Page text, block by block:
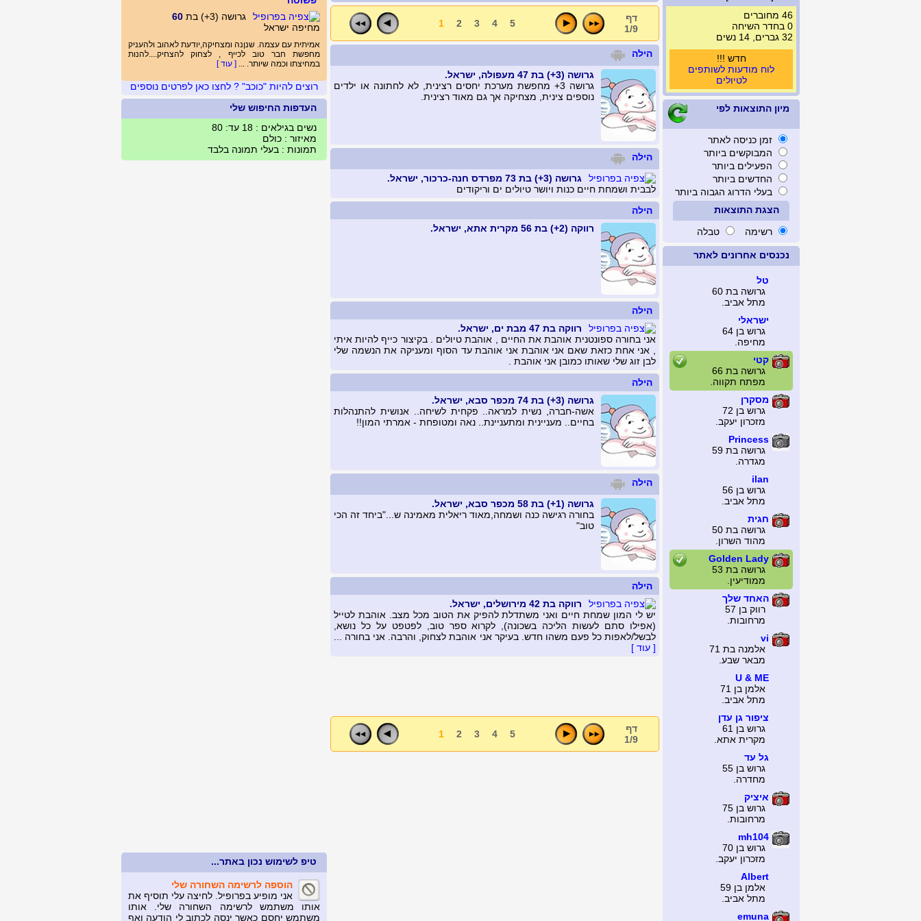
46 מחוברים
0 בחדר השיחה
32 גברים, 14 נשים
חדש !!!
לוח מודעות לשותפים
לטיולים
מיון התוצאות לפי
זמן כניסה לאתר
המבוקשים ביותר
הפעילים ביותר
החדשים ביותר
בעלי הדרוג הגבוה ביותר
הצגת התוצאות
רשימה
טבלה
נכנסים אחרונים לאתר
טל
גרושה בת 60
מתל אביב.
ישראלי
גרוש בן 64
מחיפה.
קטי
גרושה בת 66
מפתח תקווה.
מסקרן
גרוש בן 72
מזכרון יעקב.
Princess
גרושה בת 59
מגדרה.
ilan
גרוש בן 56
מתל אביב.
חגית
גרושה בת 50
מהוד השרון.
Golden Lady
גרושה בת 53
ממודיעין.
האחד שלך
רווק בן 57
מרחובות.
vi
אלמנה בת 71
מבאר שבע.
U & ME
אלמן בן 71
מתל אביב.
ציפור גן עדן
גרוש בן 61
מקרית אתא.
גל עד
גרוש בן 55
מחדרה.
איציק
גרוש בן 75
מרחובות.
mh104
גרוש בן 70
מזכרון יעקב.
Albert
אלמן בן 59
מתל אביב.
emuna
דף
1/9
1 2 3 4 5
הילה
גרושה (3+) בת 47 מעפולה, ישראל.
גרושה 3+ מחפשת מערכת יחסים רצינית, לא לחתונה או ילדים
נוספים צינית, מצחיקה אך גם מאוד רצינית.
הילה
גרושה (3+) בת 73 מפרדס חנה-כרכור, ישראל.
לבבית ושמחת חיים כנות ויושר טיולים ים וריקודים
הילה
רווקה (2+) בת 56 מקרית אתא, ישראל.
הילה
רווקה בת 47 מבת ים, ישראל.
אני בחורה ספונטנית אוהבת את החיים , אוהבת טיולים . בקיצור כייף להיות איתי
, אני אחת כזאת שאם אני אוהבת אני אוהבת עד הסוף ומעניקה את הנשמה שלי
לבן זוג שלי שאותו כמובן אני אוהבת .
הילה
גרושה (3+) בת 74 מכפר סבא, ישראל.
אשה-חברה, נשית למראה.. פקחית לשיחה.. אנושית להתנהלות
בחיים.. מעניינית ומתעניינת.. נאה ומטופחת - אמרתי המון!!
הילה
גרושה (1+) בת 58 מכפר סבא, ישראל.
בחורה רגישה כנה ושמחה,מאוד ריאלית מאמינה ש..."ביחד זה הכי
טוב"
הילה
רווקה בת 42 מירושלים, ישראל.
יש לי המון שמחת חיים ואני משתדלת להפיק את הטוב מכל מצב. אוהבת לטייל
(אפילו סתם לעשות הליכה בשכונה), לקרוא ספר טוב, לפטפט על כל נושא,
לבשל/לאפות כל פעם משהו חדש. בעיקר אני אוהבת לצחוק, והרבה. אני בחורה ...
[ עוד ]
דף
1/9
1 2 3 4 5
גרושה (3+) בת
60
מחיפה ישראל
אמיתית עם עצמה. שנןנה ומצחיקה,יודעת לאהוב ולהעניק
מחפשת חבר טוב לכייף , לצחוק להצחיק....להנות
במחיצתו וכמה שיותר. ... [ עוד ]
רוצים להיות "כוכב" ? לחצו כאן לפרטים נוספים
העדפות החיפוש שלי
נשים בגילאים : 18 עד: 80
מאיזור : כולם
תמונות : בעלי תמונה בלבד
טיפ לשימוש נכון באתר...
הוספה לרשימה השחורה שלי
אני מופיע בפרופיל. לחיצה עלי תוסיף את
אותו משתמש לרשימה השחורה שלי. אותו
משתמש יחסם כאשר ינסה לכתוב לי הודעה ואף